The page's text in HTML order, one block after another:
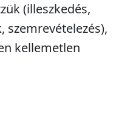
(illeszkedés,
szemrevételezés),
kellemetlen